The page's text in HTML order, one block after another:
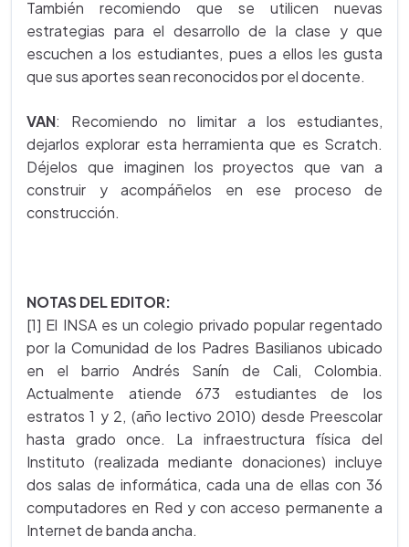
También recomiendo que se utilicen nuevas
estrategias para el desarrollo de la clase y que
escuchen a los estudiantes, pues a ellos les gusta
que sus aportes sean reconocidos por el docente.
VAN: Recomiendo no limitar a los estudiantes,
dejarlos explorar esta herramienta que es Scratch.
Déjelos que imaginen los proyectos que van a
construir y acompáñelos en ese proceso de
construcción.
NOTAS DEL EDITOR:
[1] El INSA es un colegio privado popular regentado
por la Comunidad de los Padres Basilianos ubicado
en el barrio Andrés Sanín de Cali, Colombia.
Actualmente atiende 673 estudiantes de los
estratos 1 y 2, (año lectivo 2010) desde Preescolar
hasta grado once. La infraestructura física del
Instituto (realizada mediante donaciones) incluye
dos salas de informática, cada una de ellas con 36
computadores en Red y con acceso permanente a
Internet de banda ancha.